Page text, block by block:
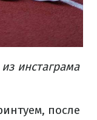
инстаграма
после